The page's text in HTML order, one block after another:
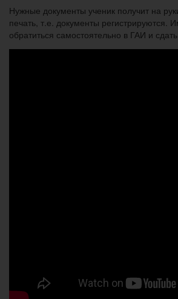
Нужные документы ученик получит на
печать, т.е. документы регистрируются.
обратиться самостоятельно в ГАИ и сдать